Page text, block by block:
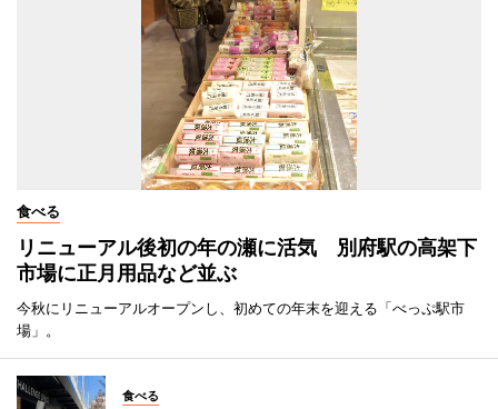
食べる
リニューアル後初の年の瀬に活気 別府駅の高架下
市場に正月用品など並ぶ
今秋にリニューアルオープンし、初めての年末を迎える「べっぷ駅市
場」。
食べる